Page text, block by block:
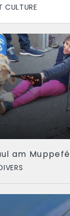
CULTURE
am